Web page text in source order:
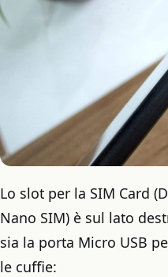
Lo slot per la SIM Card
Nano SIM) è sul lato
sia la porta Micro USB
le cuffie: